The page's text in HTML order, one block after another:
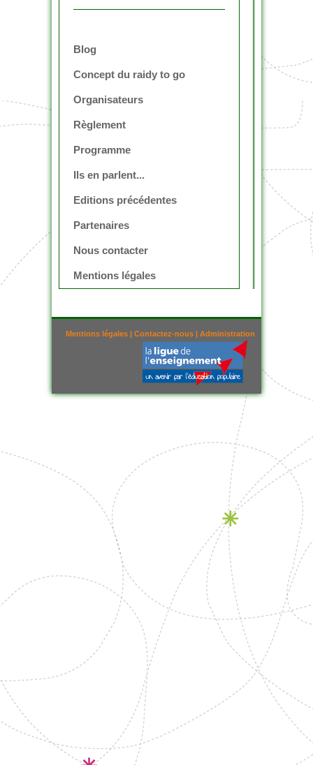
Blog
Concept du raidy to go
Organisateurs
Règlement
Programme
Ils en parlent...
Editions précédentes
Partenaires
Nous contacter
Mentions légales
Mentions légales | Contactez-nous | Administration